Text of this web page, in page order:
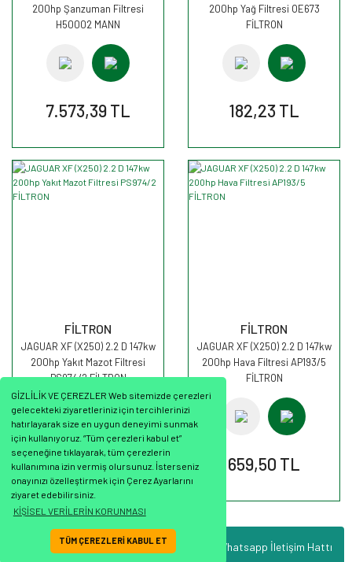
GİZLİLİK VE ÇEREZLER Web sitemizde çerezleri
gelecekteki ziyaretleriniz için tercihlerinizi
hatırlayarak size en uygun deneyimi sunmak
için kullanıyoruz. “Tüm çerezleri kabul et”
seçeneğine tıklayarak, tüm çerezlerin
kullanımına izin vermiş olursunuz. İsterseniz
onayınızı özelleştirmek için Çerez Ayarlarını
ziyaret edebilirsiniz.
KİŞİSEL VERİLERİN KORUNMASI
TÜM ÇEREZLERİ KABUL ET Whatsapp İletişim Hattı
200hp Şanzuman Filtresi
H50002 MANN
7.573,39 TL
200hp Yağ Filtresi OE673
FİLTRON
182,23 TL
FİLTRON
JAGUAR XF (X250) 2.2 D 147kw
200hp Yakıt Mazot Filtresi
PS974/2 FİLTRON
1.922,11 TL
FİLTRON
JAGUAR XF (X250) 2.2 D 147kw
200hp Hava Filtresi AP193/5
FİLTRON
659,50 TL